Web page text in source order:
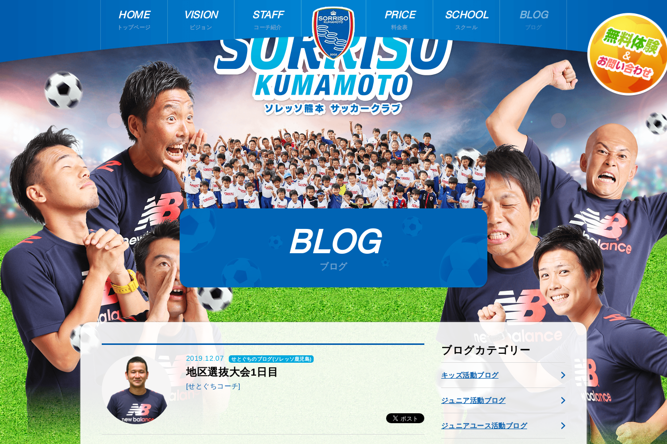
HOME
トップページ
VISION
ビジョン
STAFF
コーチ紹介
PRICE
料金表
SCHOOL
スクール
BLOG
ブログ
BLOG
ブログ
2019.12.07 せとぐちのブログ(ソレッソ鹿児島)
地区選抜大会1日目
[せとぐちコーチ]
ブログカテゴリー
キッズ活動ブログ
ジュニア活動ブログ
ジュニアユース活動ブログ